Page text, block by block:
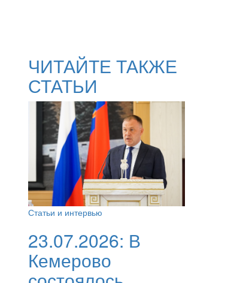
ЧИТАЙТЕ ТАКЖЕ
СТАТЬИ
Статьи и интервью
23.07.2026: В
Кемерово